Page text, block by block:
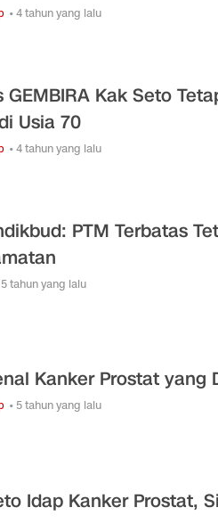
• 4 tahun yang lalu
GEMBIRA Kak Seto
Usia 70
• 4 tahun yang lalu
PTM Terbatas
5 tahun yang lalu
Kanker Prostat yang
• 5 tahun yang lalu
Idap Kanker Prostat,